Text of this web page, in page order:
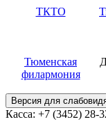
ТКТО
Тюменская
филармония
Версия для
Касса: +7 (3452) 28-